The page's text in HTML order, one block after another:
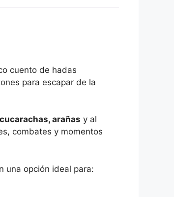
cuento de hadas
para escapar de la
arañas y al
combates y momentos
una opción ideal para: